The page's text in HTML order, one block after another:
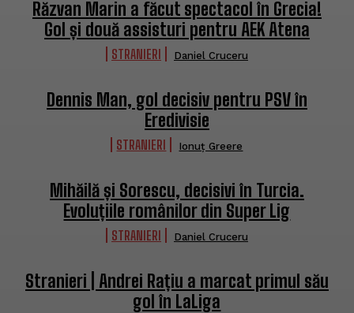
Răzvan Marin a făcut spectacol în Grecia!
Gol și două assisturi pentru AEK Atena
STRANIERI Daniel Cruceru
Dennis Man, gol decisiv pentru PSV în
Eredivisie
STRANIERI Ionuț Greere
Mihăilă și Sorescu, decisivi în Turcia.
Evoluțiile românilor din Super Lig
STRANIERI Daniel Cruceru
Stranieri | Andrei Rațiu a marcat primul său
gol în LaLiga